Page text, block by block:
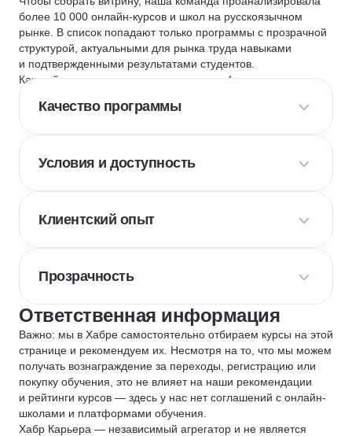
более 10 000 онлайн-курсов и школ на русскоязычном
рынке. В список попадают только программы с прозрачной
структурой, актуальными для рынка труда навыками
и подтвержденными результатами студентов.
Каждый курс и школу мы оцениваем по
4 критериям
Качество программы
Условия и доступность
Клиентский опыт
Прозрачность
Ответственная информация
Важно: мы в Хабре самостоятельно отбираем курсы на этой
странице и рекомендуем их. Несмотря на то, что мы можем
получать вознаграждение за переходы, регистрацию или
покупку обучения, это не влияет на наши рекомендации
и рейтинги курсов — здесь у нас нет соглашений с онлайн-
школами и платформами обучения.
Хабр Карьера — независимый агрегатор и не является